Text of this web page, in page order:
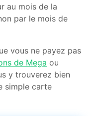
au mois de la
par le mois de
vous ne payez pas
de Mega ou
y trouverez bien
simple carte